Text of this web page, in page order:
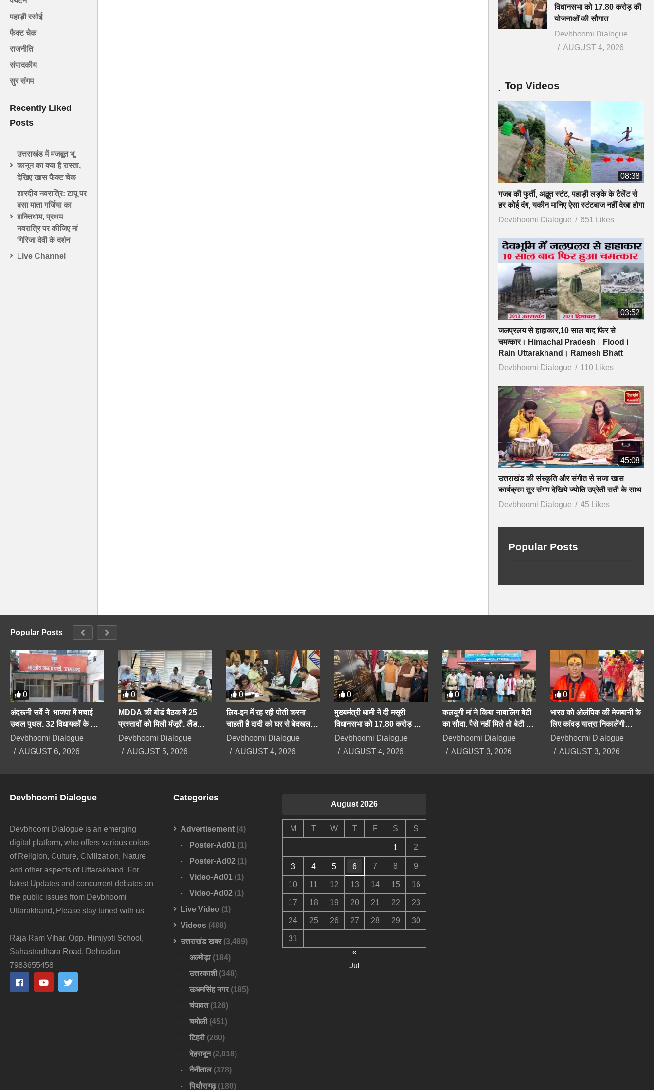
पहाड़ी रसोई
फैक्ट चेक
राजनीति
संपादकीय
सुर संगम
Recently Liked
Posts
उत्तराखंड में मजबूत भू
कानून का क्या है रास्ता,
देखिए खास फैक्ट चेक
शारदीय नवरात्रि: टापू पर
बसा माता गर्जिया का
शक्तिधाम, प्रथम
नवरात्रि पर कीजिए मां
गिरिजा देवी के दर्शन
Live Channel
विधानसभा को 17.80 करोड़ की
योजनाओं की सौगात
Devbhoomi Dialogue
AUGUST 4, 2026
Top Videos
08:38
गजब की फुर्ती, अद्भुत स्टंट, पहाड़ी लड़के के टैलेंट से
हर कोई दंग, यकीन मानिए ऐसा स्टंटबाज नहीं देखा होगा
Devbhoomi Dialogue
651 Likes
03:52
जलप्रलय से हाहाकार,10 साल बाद फिर से
चमत्कार। Himachal Pradesh। Flood।
Rain Uttarakhand। Ramesh Bhatt
Devbhoomi Dialogue
110 Likes
45:08
उत्तराखंड की संस्कृति और संगीत से सजा खास
कार्यक्रम सुर संगम देखिये ज्योति उप्रेती सती के साथ
Devbhoomi Dialogue
45 Likes
Popular Posts
Popular Posts
0
अंदरूनी सर्वे ने भाजपा में मचाई
उथल पुथल, 32 विधायकों के कट
सकते हैं टिकट, सीएम को भी सेफ
Devbhoomi Dialogue
AUGUST 6, 2026
0
MDDA की बोर्ड बैठक में 25
प्रस्तावों को मिली मंजूरी, लैंड
पूलिंग, पर्यटन, औद्योगिक भवनों पर
Devbhoomi Dialogue
AUGUST 5, 2026
0
लिव-इन में रह रही पोती करना
चाहती है दादी को घर से बेदखल,
बिगड़ैल पोती पर महिला सेल करेगी
Devbhoomi Dialogue
AUGUST 4, 2026
0
मुख्यमंत्री धामी ने दी मसूरी
विधानसभा को 17.80 करोड़ की
योजनाओं की सौगात
Devbhoomi Dialogue
AUGUST 4, 2026
0
कलयुगी मां ने किया नाबालिग बेटी
का सौदा, पैसे नहीं मिले तो बेटी के
अपहरण का झूठा मुकदमा दर्ज
Devbhoomi Dialogue
AUGUST 3, 2026
0
भारत को ओलंपिक की मेजबानी के
लिए कांवड़ यात्रा निकालेंगी
उत्तराखंड की मंत्री रेखा आर्या
Devbhoomi Dialogue
AUGUST 3, 2026
Devbhoomi Dialogue
Devbhoomi Dialogue is an emerging
digital platform, who offers various colors
of Religion, Culture, Civilization, Nature
and other aspects of Uttarakhand. For
latest Updates and concurrent debates on
the public issues from Devbhoomi
Uttarakhand, Please stay tuned with us.
Raja Ram Vihar, Opp. Himjyoti School,
Sahastradhara Road, Dehradun
7983655458
Categories
Advertisement (4)
Poster-Ad01 (1)
Poster-Ad02 (1)
Video-Ad01 (1)
Video-Ad02 (1)
Live Video (1)
Videos (488)
उत्तराखंड खबर(3,489)
अल्मोड़ा(184)
उत्तरकाशी(348)
ऊधमसिंह नगर(185)
चंपावत(126)
चमोली(451)
टिहरी(260)
देहरादून(2,018)
नैनीताल(378)
पिथौरागढ़(180)
August 2026
M T W T F S S
1 2
3 4 5 6 7 8 9
10 11 12 13 14 15 16
17 18 19 20 21 22 23
24 25 26 27 28 29 30
31
«
Jul